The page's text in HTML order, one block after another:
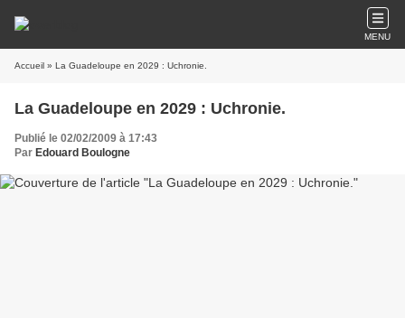
MENU
Accueil » La Guadeloupe en 2029 : Uchronie.
La Guadeloupe en 2029 : Uchronie.
Publié le 02/02/2009 à 17:43
Par Edouard Boulogne